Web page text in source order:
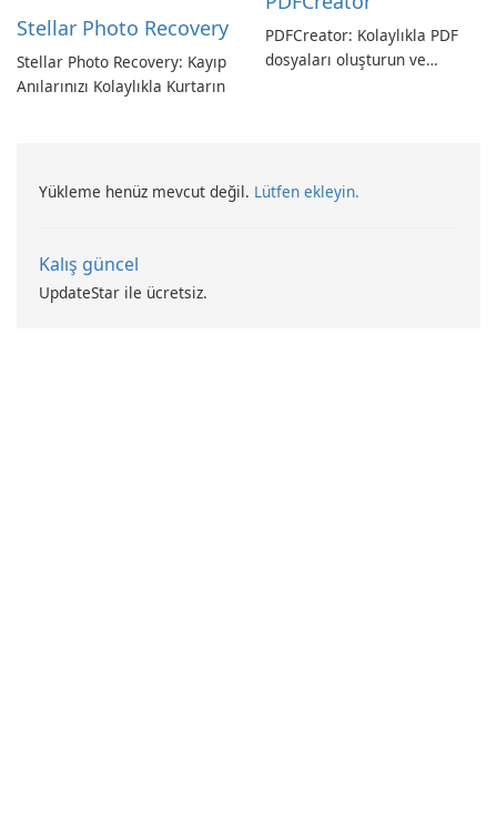
Stellar Photo Recovery
Stellar Photo Recovery: Kayıp
Anılarınızı Kolaylıkla Kurtarın
PDFCreator: Kolaylıkla PDF
dosyaları oluşturun ve
Yükleme henüz mevcut değil. Lütfen ekleyin.
Kalış güncel
UpdateStar ile ücretsiz.